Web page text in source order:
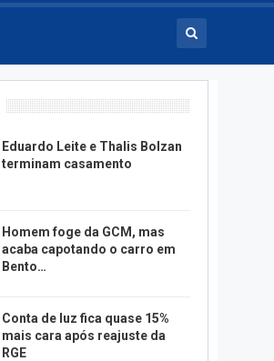
Eduardo Leite e Thalis Bolzan
terminam casamento
Homem foge da GCM, mas
acaba capotando o carro em
Bento…
Conta de luz fica quase 15%
mais cara após reajuste da
RGE